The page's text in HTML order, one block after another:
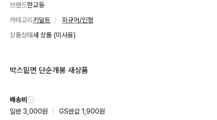
브랜드한교동
카테고리 키덜트 〉
피규어/인형
상품상태새 상품 (미사용)
박스밑면 단순개봉 새상품
배송비
일반 3,000원
GS반값 1,900원